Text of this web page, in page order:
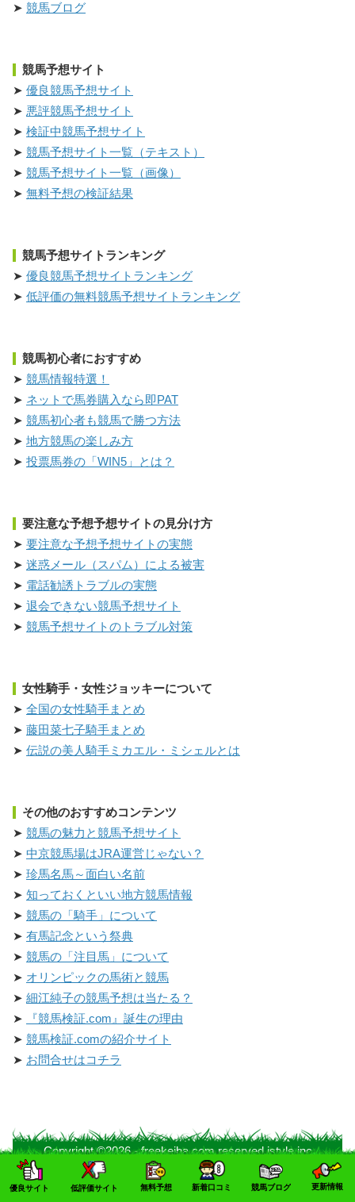
優良サイト 低評価サイト 無料予想 新着口コミ 競馬ブログ 更新情報
競馬ブログ
競馬予想サイト
優良競馬予想サイト
悪評競馬予想サイト
検証中競馬予想サイト
競馬予想サイト一覧（テキスト）
競馬予想サイト一覧（画像）
無料予想の検証結果
競馬予想サイトランキング
優良競馬予想サイトランキング
低評価の無料競馬予想サイトランキング
競馬初心者におすすめ
競馬情報特選！
ネットで馬券購入なら即PAT
競馬初心者も競馬で勝つ方法
地方競馬の楽しみ方
投票馬券の「WIN5」とは？
要注意な予想予想サイトの見分け方
要注意な予想予想サイトの実態
迷惑メール（スパム）による被害
電話勧誘トラブルの実態
退会できない競馬予想サイト
競馬予想サイトのトラブル対策
女性騎手・女性ジョッキーについて
全国の女性騎手まとめ
藤田菜七子騎手まとめ
伝説の美人騎手ミカエル・ミシェルとは
その他のおすすめコンテンツ
競馬の魅力と競馬予想サイト
中京競馬場はJRA運営じゃない？
珍馬名馬～面白い名前
知っておくといい地方競馬情報
競馬の「騎手」について
有馬記念という祭典
競馬の「注目馬」について
オリンピックの馬術と競馬
細江純子の競馬予想は当たる？
『競馬検証.com』誕生の理由
競馬検証.comの紹介サイト
お問合せはコチラ
Copyright ©2026 - freekeiba.com reserved istyle.inc